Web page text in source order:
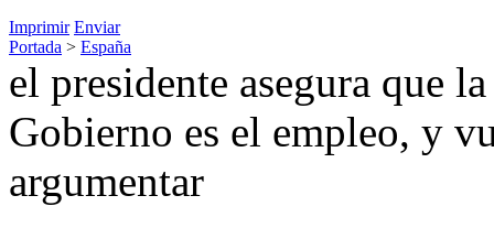
Imprimir Enviar
Portada > España
el presidente asegura que
Gobierno es el empleo, y
argumentar